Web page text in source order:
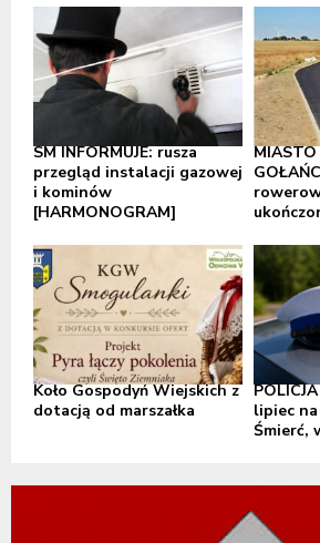
SM INFORMUJE: rusza
przegląd instalacji gazowej
i kominów
[HARMONOGRAM]
Koło Gospodyń Wiejskich z
dotacją od marszałka
lipiec
Śmierć,